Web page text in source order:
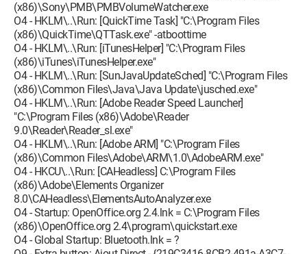
(x86)\Sony\PMB\PMBVolumeWatcher.exe
O4 - HKLM\..\Run: [QuickTime Task] "C:\Program Files
(x86)\QuickTime\QTTask.exe" -atboottime
O4 - HKLM\..\Run: [iTunesHelper] "C:\Program Files
(x86)\iTunes\iTunesHelper.exe"
O4 - HKLM\..\Run: [SunJavaUpdateSched] "C:\Program Files
(x86)\Common Files\Java\Java Update\jusched.exe"
O4 - HKLM\..\Run: [Adobe Reader Speed Launcher]
"C:\Program Files (x86)\Adobe\Reader
9.0\Reader\Reader_sl.exe"
O4 - HKLM\..\Run: [Adobe ARM] "C:\Program Files
(x86)\Common Files\Adobe\ARM\1.0\AdobeARM.exe"
O4 - HKCU\..\Run: [CAHeadless] C:\Program Files
(x86)\Adobe\Elements Organizer
8.0\CAHeadless\ElementsAutoAnalyzer.exe
O4 - Startup: OpenOffice.org 2.4.lnk = C:\Program Files
(x86)\OpenOffice.org 2.4\program\quickstart.exe
O4 - Global Startup: Bluetooth.lnk = ?